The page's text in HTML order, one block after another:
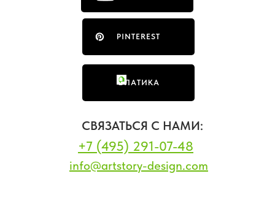
PINTEREST
ФЛАТИКА
СВЯЗАТЬСЯ С НАМИ:
+7 (495) 291-07-48
info@artstory-design.com